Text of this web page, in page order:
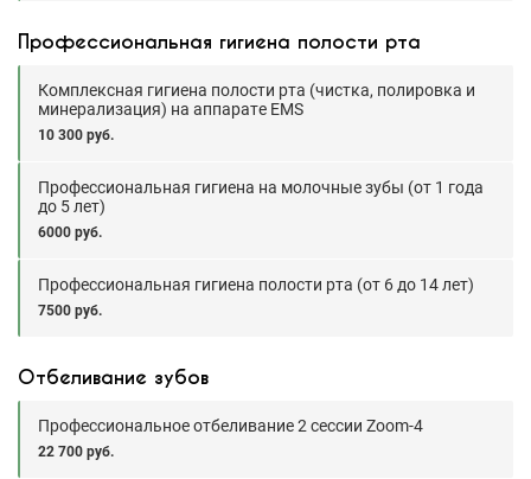
Профессиональная гигиена полости рта
Комплексная гигиена полости рта (чистка, полировка и
минерализация) на аппарате EMS
10 300 руб.
Профессиональная гигиена на молочные зубы (от 1 года
до 5 лет)
6000 руб.
Профессиональная гигиена полости рта (от 6 до 14 лет)
7500 руб.
Отбеливание зубов
Профессиональное отбеливание 2 сессии Zoom-4
22 700 руб.